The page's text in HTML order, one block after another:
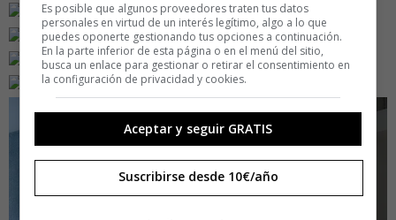
Es posible que algunos proveedores traten tus datos
personales en virtud de un interés legítimo, algo a lo que
puedes oponerte gestionando tus opciones a continuación.
En la parte inferior de esta página o en el menú del sitio,
busca un enlace para gestionar o retirar el consentimiento en
la configuración de privacidad y cookies.
Aceptar y seguir GRATIS
Suscribirse desde 10€/año